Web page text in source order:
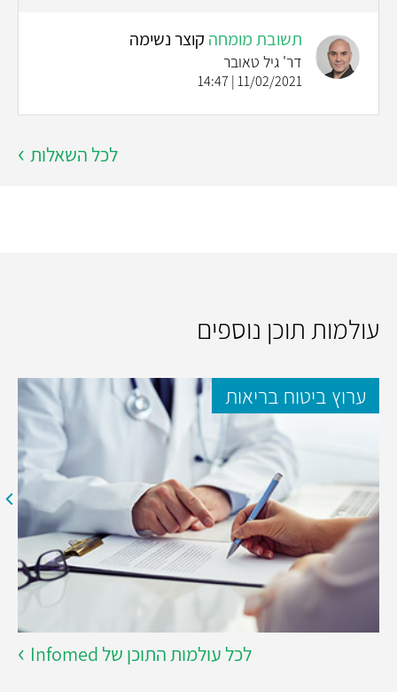
תשובת מומחה קוצר נשימה
דר' גיל טאובר
11/02/2021 | 14:47
לכל השאלות
עולמות תוכן נוספים
ערוץ ביטוח בריאות
לכל עולמות התוכן של Infomed